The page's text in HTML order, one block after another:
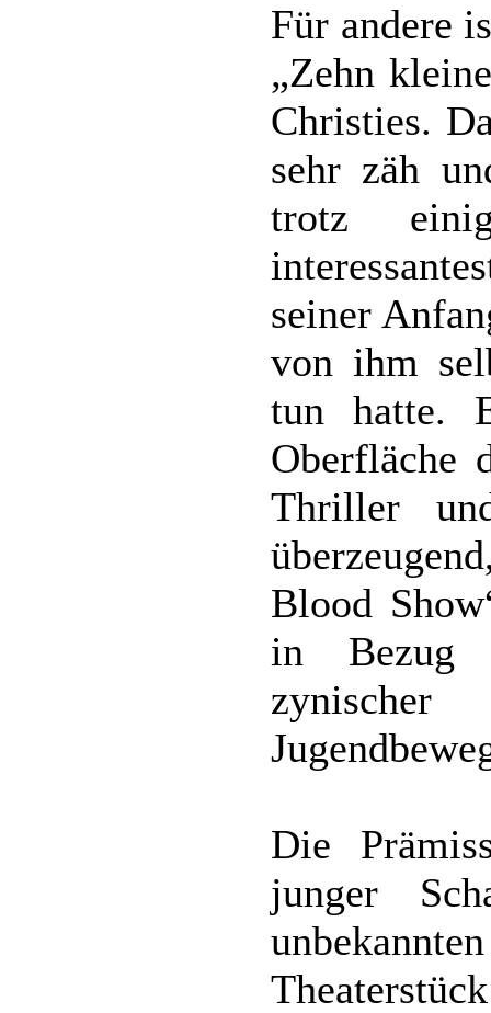
Für andere
„Zehn
Christies.
sehr zäh
trotz
seiner
von ihm
tun hatte.
Oberfläche
Thriller
Blood
in Bezug
Die
junger